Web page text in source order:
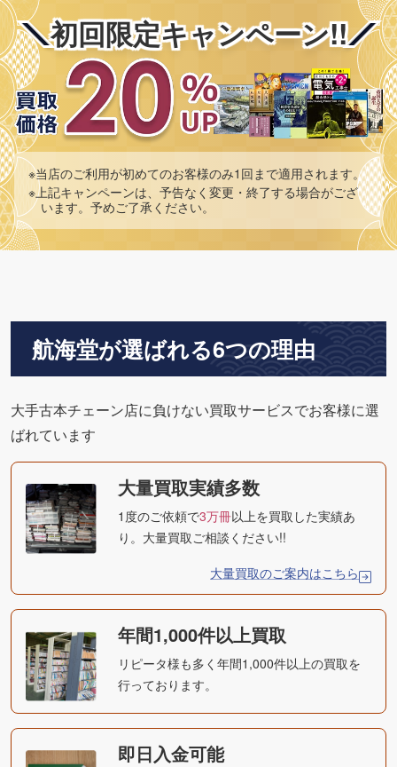
初回限定キャンペーン!!
※当店のご利用が初めてのお客様のみ1回まで適用されます。
※上記キャンペーンは、予告なく変更・終了する場合がござ
います。予めご了承ください。
航海堂が選ばれる6つの理由
大手古本チェーン店に負けない買取サービスでお客様に選
ばれています
大量買取実績多数
1度のご依頼で3万冊以上を買取した実績あ
り。大量買取ご相談ください!!
大量買取のご案内はこちら
年間1,000件以上買取
リピータ様も多く年間1,000件以上の買取を
行っております。
即日入金可能